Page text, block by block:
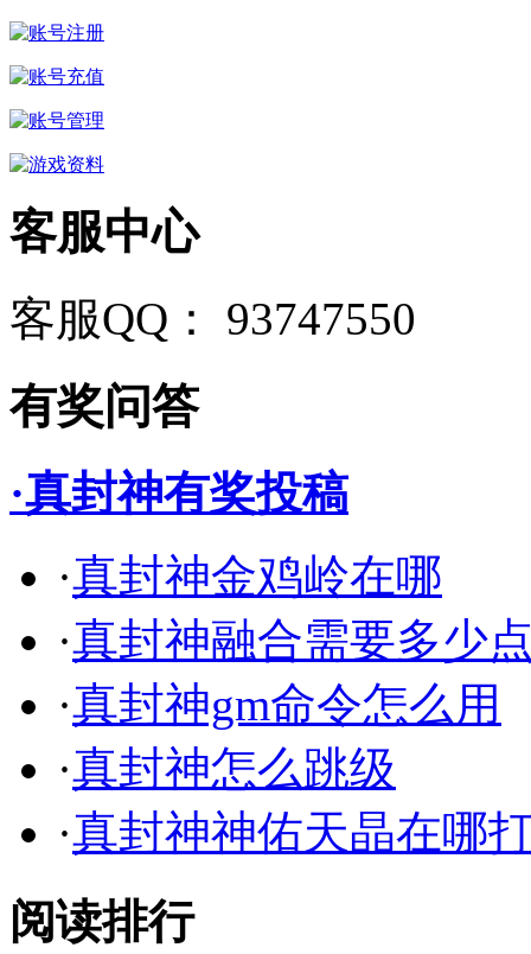
客服中心
客服QQ： 93747550
有奖问答
·真封神有奖投稿
·真封神金鸡岭在哪
·真封神融合需要多少
·真封神gm命令怎么用
·真封神怎么跳级
·真封神神佑天晶在哪
阅读排行